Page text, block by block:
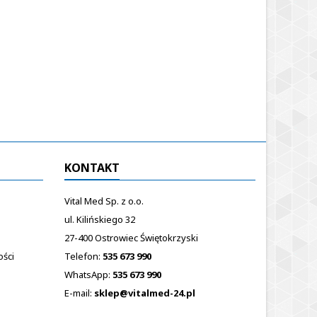
KONTAKT
Vital Med Sp. z o.o.
ul. Kilińskiego 32
27-400 Ostrowiec Świętokrzyski
Telefon: 535 673 990
WhatsApp: 535 673 990
E-mail: sklep@vitalmed-24.pl